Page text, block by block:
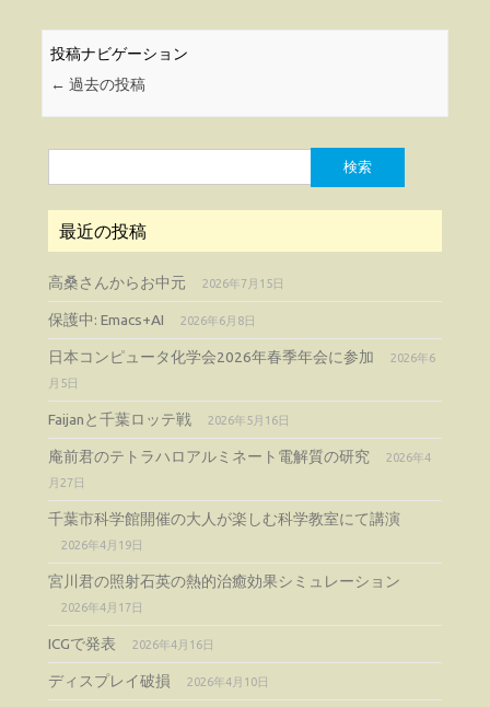
投稿ナビゲーション
← 過去の投稿
索:
最近の投稿
高桑さんからお中元 2026年7月15日
保護中: Emacs+AI 2026年6月8日
日本コンピュータ化学会2026年春季年会に参加
2026年6
月5日
Faijanと千葉ロッテ戦 2026年5月16日
庵前君のテトラハロアルミネート電解質の研究
2026年4
月27日
千葉市科学館開催の大人が楽しむ科学教室にて講演
2026年4月19日
宮川君の照射石英の熱的治癒効果シミュレーション
2026年4月17日
ICGで発表 2026年4月16日
ディスプレイ破損 2026年4月10日